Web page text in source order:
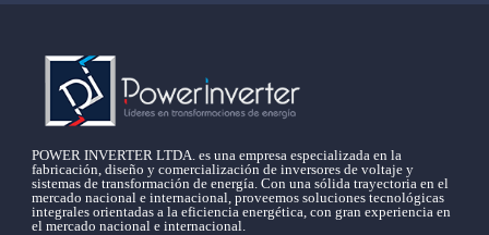
POWER INVERTER LTDA. es una empresa especializada en la
fabricación, diseño y comercialización de inversores de voltaje y
sistemas de transformación de energía. Con una sólida trayectoria en el
mercado nacional e internacional, proveemos soluciones tecnológicas
integrales orientadas a la eficiencia energética, con gran experiencia en
el mercado nacional e internacional.